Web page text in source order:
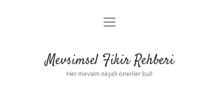
Anasayfa
Yasal Uyarı
menüyü
Mevsimsel Fikir Rehberi
Her mevsim neşeli öneriler bul!